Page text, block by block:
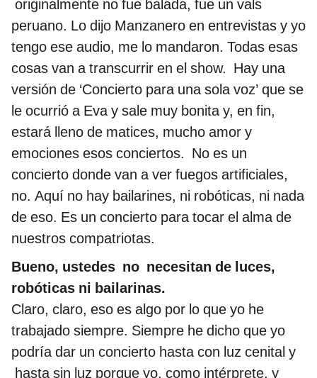
originalmente no fue balada, fue un vals
peruano. Lo dijo Manzanero en entrevistas y yo
tengo ese audio, me lo mandaron. Todas esas
cosas van a transcurrir en el show. Hay una
versión de ‘Concierto para una sola voz’ que se
le ocurrió a Eva y sale muy bonita y, en fin,
estará lleno de matices, mucho amor y
emociones esos conciertos. No es un
concierto donde van a ver fuegos artificiales,
no. Aquí no hay bailarines, ni robóticas, ni nada
de eso. Es un concierto para tocar el alma de
nuestros compatriotas.
Bueno, ustedes no necesitan de luces,
robóticas ni bailarinas.
Claro, claro, eso es algo por lo que yo he
trabajado siempre. Siempre he dicho que yo
podría dar un concierto hasta con luz cenital y
hasta sin luz porque yo, como intérprete, y